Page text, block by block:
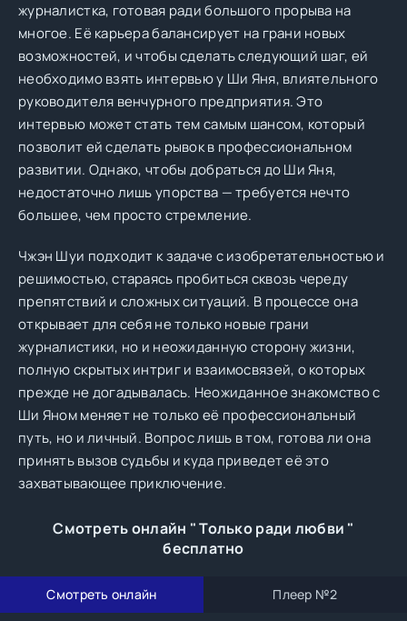
журналистка, готовая ради большого прорыва на
многое. Её карьера балансирует на грани новых
возможностей, и чтобы сделать следующий шаг, ей
необходимо взять интервью у Ши Яня, влиятельного
руководителя венчурного предприятия. Это
интервью может стать тем самым шансом, который
позволит ей сделать рывок в профессиональном
развитии. Однако, чтобы добраться до Ши Яня,
недостаточно лишь упорства — требуется нечто
большее, чем просто стремление.
Чжэн Шуи подходит к задаче с изобретательностью и
решимостью, стараясь пробиться сквозь череду
препятствий и сложных ситуаций. В процессе она
открывает для себя не только новые грани
журналистики, но и неожиданную сторону жизни,
полную скрытых интриг и взаимосвязей, о которых
прежде не догадывалась. Неожиданное знакомство с
Ши Яном меняет не только её профессиональный
путь, но и личный. Вопрос лишь в том, готова ли она
принять вызов судьбы и куда приведет её это
захватывающее приключение.
Смотреть онлайн " Только ради любви "
бесплатно
Смотреть онлайн Плеер №2